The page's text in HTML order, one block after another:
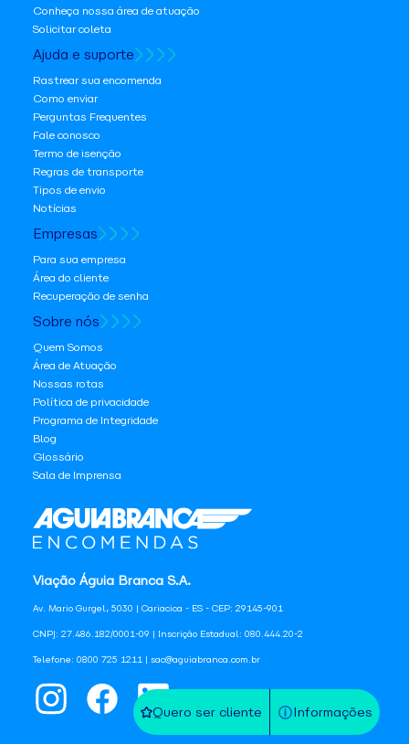
Quero ser cliente Informações
Viação Águia Branca S.A.
Av. Mario Gurgel, 5030 | Cariacica - ES - CEP: 29145-901
CNPJ: 27.486.182/0001-09 | Inscrição Estadual: 080.444.20-2
Telefone: 0800 725 1211 | sac@aguiabranca.com.br
Conheça nossa área de atuação
Solicitar coleta
Ajuda e suporte
Rastrear sua encomenda
Como enviar
Perguntas Frequentes
Fale conosco
Termo de isenção
Regras de transporte
Tipos de envio
Notícias
Empresas
Para sua empresa
Área do cliente
Recuperação de senha
Sobre nós
Quem Somos
Área de Atuação
Nossas rotas
Política de privacidade
Programa de Integridade
Blog
Glossário
Sala de Imprensa